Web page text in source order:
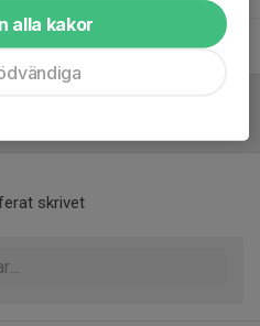
skrivet
alla kakor